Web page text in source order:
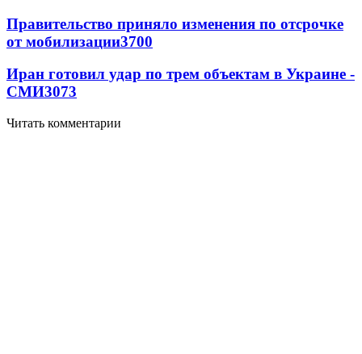
Правительство приняло изменения по отсрочке
от мобилизации3700
Иран готовил удар по трем объектам в Украине -
СМИ3073
Читать комментарии